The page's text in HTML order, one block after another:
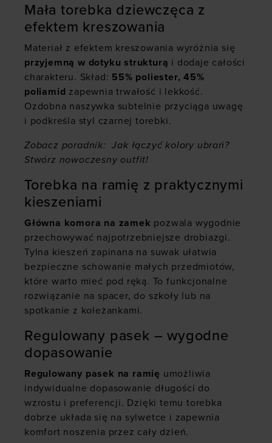
Mała torebka dziewczęca z
efektem kreszowania
Materiał z efektem kreszowania wyróżnia się
przyjemną w dotyku strukturą i dodaje całości
charakteru. Skład: 55% poliester, 45%
poliamid zapewnia trwałość i lekkość.
Ozdobna naszywka subtelnie przyciąga uwagę
i podkreśla styl czarnej torebki.
Zobacz poradnik: Jak łączyć kolory ubrań?
Stwórz nowoczesny outfit!
Torebka na ramię z praktycznymi
kieszeniami
Główna komora na zamek pozwala wygodnie
przechowywać najpotrzebniejsze drobiazgi.
Tylna kieszeń zapinana na suwak ułatwia
bezpieczne schowanie małych przedmiotów,
które warto mieć pod ręką. To funkcjonalne
rozwiązanie na spacer, do szkoły lub na
spotkanie z koleżankami.
Regulowany pasek – wygodne
dopasowanie
Regulowany pasek na ramię umożliwia
indywidualne dopasowanie długości do
wzrostu i preferencji. Dzięki temu torebka
dobrze układa się na sylwetce i zapewnia
komfort noszenia przez cały dzień.